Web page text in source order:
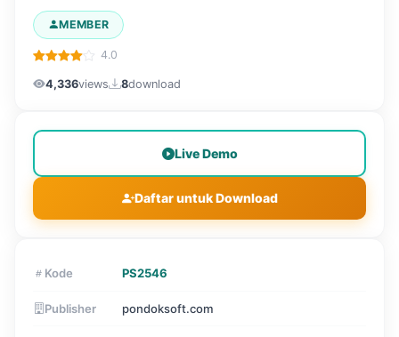
MEMBER
4.0
4,336views 8download
Live Demo
Daftar untuk Download
Kode PS2546
Publisher pondoksoft.com